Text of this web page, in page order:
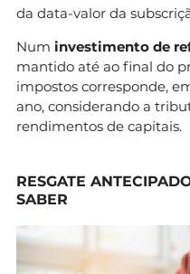
da data-valor da
Num investimento de
mantido até ao final do
impostos corresponde,
ano, considerando a
rendimentos de capitais.
RESGATE
SABER